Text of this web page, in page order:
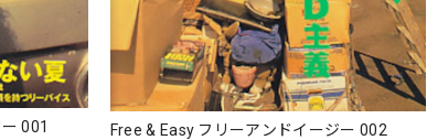
001
Free & Easy フリーアンドイージー 002